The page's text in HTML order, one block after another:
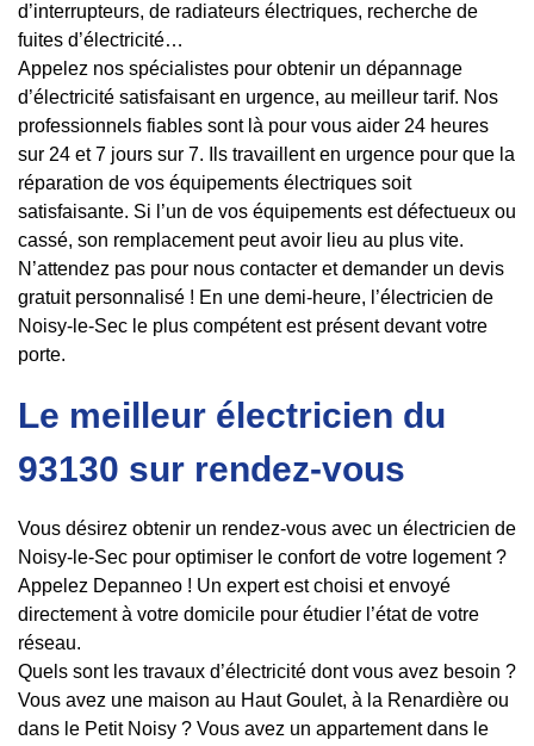
d’interrupteurs, de radiateurs électriques, recherche de
fuites d’électricité…
Appelez nos spécialistes pour obtenir un dépannage
d’électricité satisfaisant en urgence, au meilleur tarif. Nos
professionnels fiables sont là pour vous aider 24 heures
sur 24 et 7 jours sur 7. Ils travaillent en urgence pour que la
réparation de vos équipements électriques soit
satisfaisante. Si l’un de vos équipements est défectueux ou
cassé, son remplacement peut avoir lieu au plus vite.
N’attendez pas pour nous contacter et demander un devis
gratuit personnalisé ! En une demi-heure, l’électricien de
Noisy-le-Sec le plus compétent est présent devant votre
porte.
Le meilleur électricien du
93130 sur rendez-vous
Vous désirez obtenir un rendez-vous avec un électricien de
Noisy-le-Sec pour optimiser le confort de votre logement ?
Appelez Depanneo ! Un expert est choisi et envoyé
directement à votre domicile pour étudier l’état de votre
réseau.
Quels sont les travaux d’électricité dont vous avez besoin ?
Vous avez une maison au Haut Goulet, à la Renardière ou
dans le Petit Noisy ? Vous avez un appartement dans le